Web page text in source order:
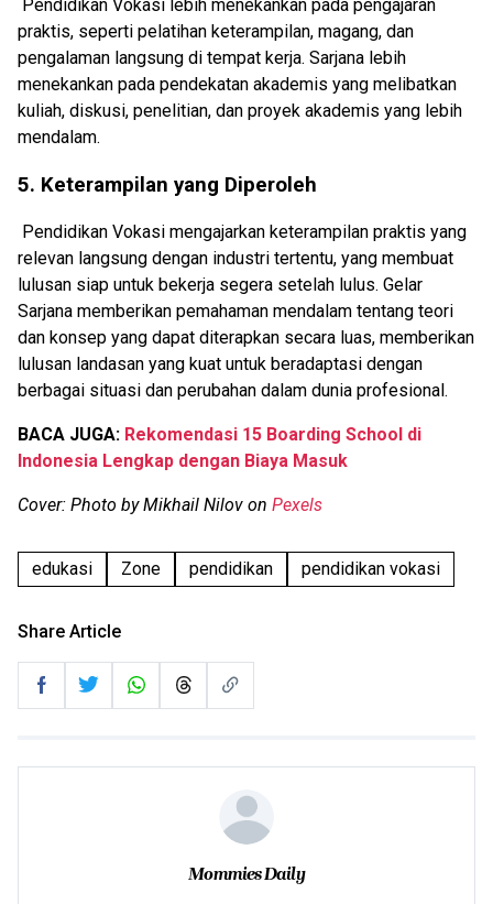
Pendidikan Vokasi lebih menekankan pada pengajaran
praktis, seperti pelatihan keterampilan, magang, dan
pengalaman langsung di tempat kerja. Sarjana lebih
menekankan pada pendekatan akademis yang melibatkan
kuliah, diskusi, penelitian, dan proyek akademis yang lebih
mendalam.
5. Keterampilan yang Diperoleh
Pendidikan Vokasi mengajarkan keterampilan praktis yang
relevan langsung dengan industri tertentu, yang membuat
lulusan siap untuk bekerja segera setelah lulus. Gelar
Sarjana memberikan pemahaman mendalam tentang teori
dan konsep yang dapat diterapkan secara luas, memberikan
lulusan landasan yang kuat untuk beradaptasi dengan
berbagai situasi dan perubahan dalam dunia profesional.
BACA JUGA: Rekomendasi 15 Boarding School di
Indonesia Lengkap dengan Biaya Masuk
Cover: Photo by Mikhail Nilov on Pexels
edukasi Zone pendidikan pendidikan vokasi
Share Article
Mommies Daily